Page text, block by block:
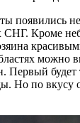
появились
СНГ. Кроме
можно
Первый будет
Но по вкусу